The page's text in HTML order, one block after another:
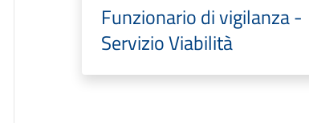
Funzionario di vigilanza -
Servizio Viabilità